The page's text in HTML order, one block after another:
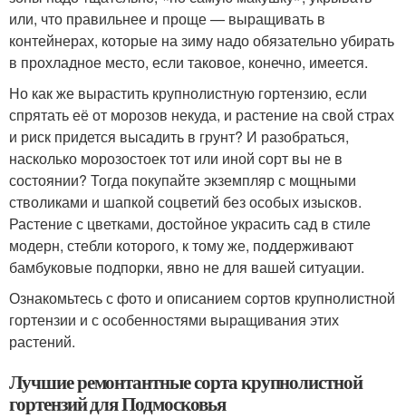
или, что правильнее и проще — выращивать в
контейнерах, которые на зиму надо обязательно убирать
в прохладное место, если таковое, конечно, имеется.
Но как же вырастить крупнолистную гортензию, если
спрятать её от морозов некуда, и растение на свой страх
и риск придется высадить в грунт? И разобраться,
насколько морозостоек тот или иной сорт вы не в
состоянии? Тогда покупайте экземпляр с мощными
стволиками и шапкой соцветий без особых изысков.
Растение с цветками, достойное украсить сад в стиле
модерн, стебли которого, к тому же, поддерживают
бамбуковые подпорки, явно не для вашей ситуации.
Ознакомьтесь с фото и описанием сортов крупнолистной
гортензии и с особенностями выращивания этих
растений.
Лучшие ремонтантные сорта крупнолистной
гортензий для Подмосковья